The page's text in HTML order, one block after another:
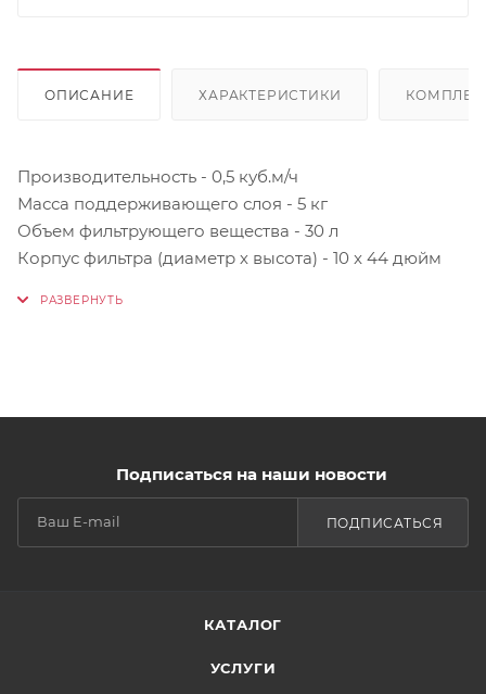
ОПИСАНИЕ ХАРАКТЕРИСТИКИ
Производительность - 0,5 куб.м/ч
Масса поддерживающего слоя - 5 кг
Объем фильтрующего вещества - 30 л
Корпус фильтра (диаметр х высота) - 10 x 44 дюйм
Подписаться на наши новости
ПОДПИСАТЬСЯ
КАТАЛОГ
УСЛУГИ